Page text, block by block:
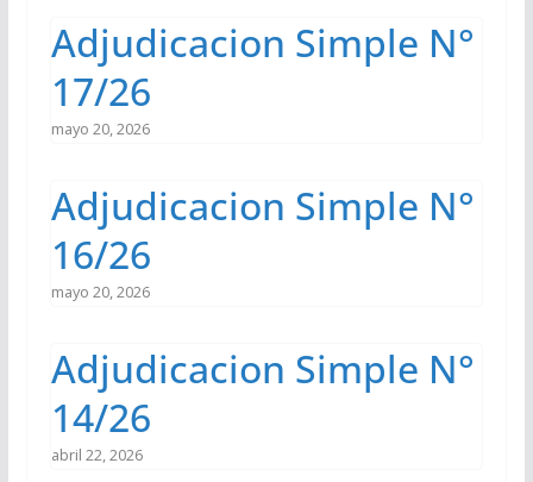
Adjudicacion Simple N°
17/26
mayo 20, 2026
Adjudicacion Simple N°
16/26
mayo 20, 2026
Adjudicacion Simple N°
14/26
abril 22, 2026